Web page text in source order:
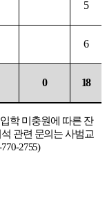
5
6
0 18
학 미충원에 따른 잔
관련 문의는 사범교
2755)